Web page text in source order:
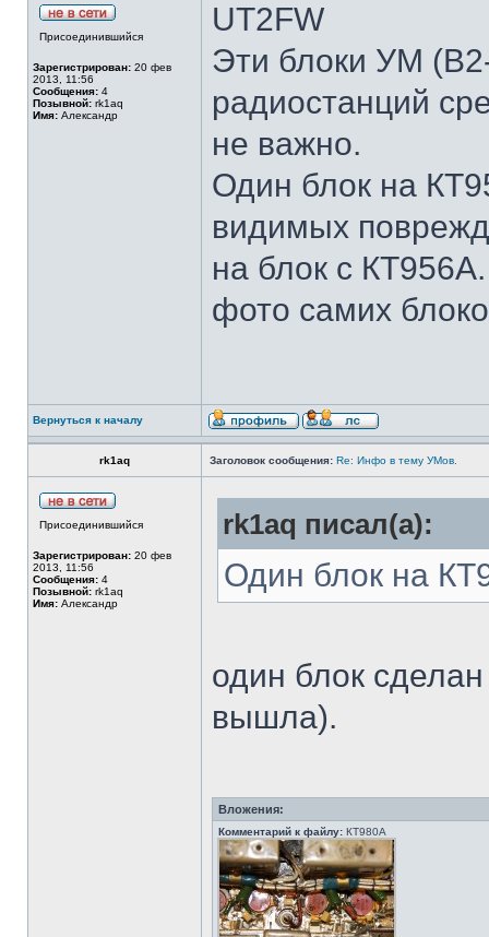
Присоединившийся
Зарегистрирован: 20 фев
2013, 11:56
Сообщения: 4
Позывной: rk1aq
Имя: Александр
UT2FW
Эти блоки УМ
радиостанций
не важно.
Один блок на
видимых
на блок с
фото самих
Вернуться к началу
rk1aq Заголовок сообщения: Re: Инфо в тему УМов.
Присоединившийся
Зарегистрирован: 20 фев
2013, 11:56
Сообщения: 4
Позывной: rk1aq
Имя: Александр
rk1aq писал(а):
Один блок на
один блок
вышла).
Вложения:
Комментарий к файлу: КТ980А